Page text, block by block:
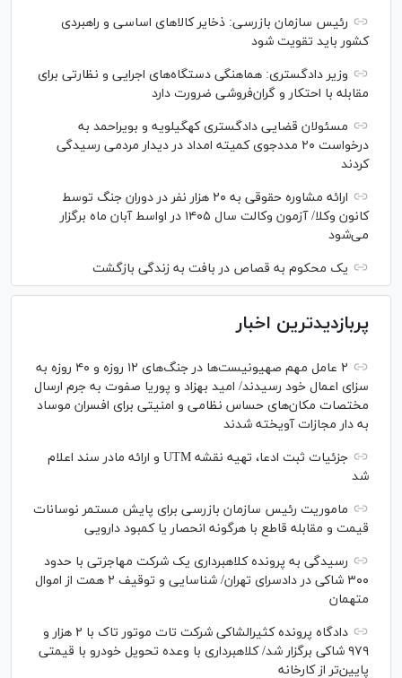
رئیس سازمان بازرسی: ذخایر کالاهای اساسی و راهبردی
کشور باید تقویت شود
وزیر دادگستری: هماهنگی دستگاه‌های اجرایی و نظارتی برای
مقابله با احتکار و گران‌فروشی ضرورت دارد
مسئولان قضایی دادگستری کهگیلویه و بویراحمد به
درخواست‌ ۲۰ مددجوی کمیته امداد در دیدار مردمی رسیدگی
کردند
ارائه مشاوره حقوقی به ۲۰ هزار نفر در دوران جنگ توسط
کانون وکلا/ آزمون وکالت سال ۱۴۰۵ در اواسط آبان ماه برگزار
می‌شود
یک محکوم به قصاص در بافت به زندگی بازگشت
پربازدیدترین اخبار
۲ عامل مهم صهیونیست‌ها در جنگ‌های ۱۲ روزه و ۴۰ روزه به
سزای اعمال خود رسیدند/ امید بهزاد و پوریا صفوت به جرم ارسال
مختصات مکان‌های حساس نظامی و امنیتی برای افسران موساد
به دار مجازات آویخته شدند
جزئیات ثبت ادعا، تهیه نقشه UTM و ارائه مادر سند اعلام
شد
ماموریت رئیس سازمان بازرسی برای پایش مستمر نوسانات
قیمت و مقابله قاطع با هرگونه انحصار یا کمبود دارویی
رسیدگی به پرونده کلاهبرداری یک شرکت مهاجرتی با حدود
۳۰۰ شاکی در دادسرای تهران/ شناسایی و توقیف ۲ همت از اموال
متهمان
دادگاه پرونده کثیرالشاکی شرکت تات موتور تاک با ۲ هزار و
۹۷۹ شاکی برگزار شد/ کلاهبرداری با وعده تحویل خودرو با قیمتی
پایین‌تر از کارخانه